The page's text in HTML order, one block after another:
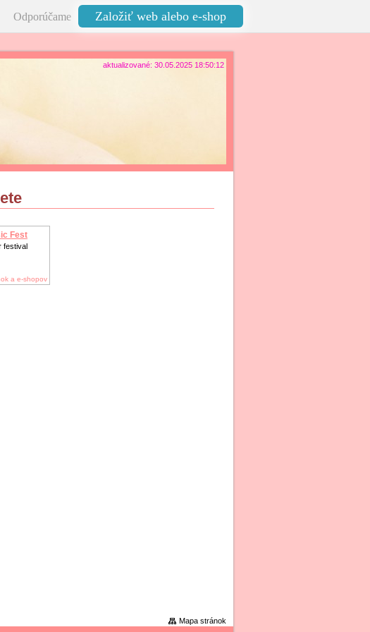
Odporúčame Založiť web alebo e-shop
aktualizované: 30.05.2025 18:50:12
Fest
festival
a e-shopov
Mapa stránok